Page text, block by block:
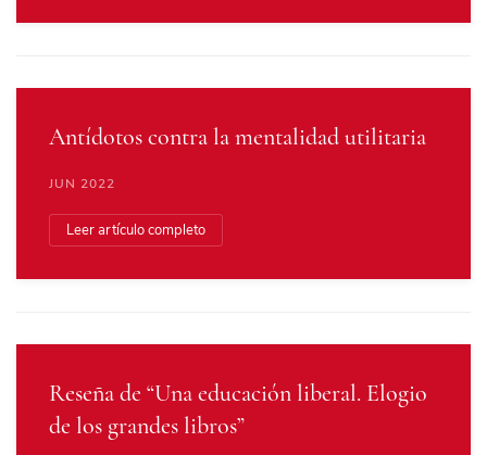
Antídotos contra la mentalidad utilitaria
JUN 2022
Leer artículo completo
Reseña de “Una educación liberal. Elogio
de los grandes libros”